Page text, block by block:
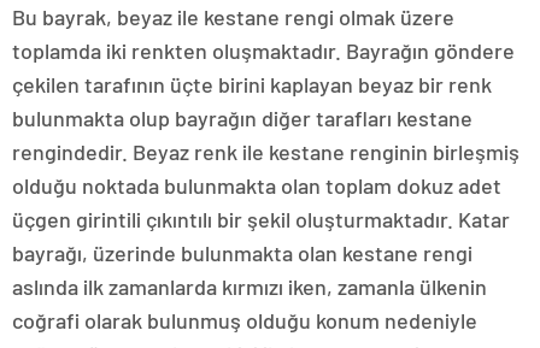
Bu bayrak, beyaz ile kestane rengi olmak üzere
toplamda iki renkten oluşmaktadır. Bayrağın göndere
çekilen tarafının üçte birini kaplayan beyaz bir renk
bulunmakta olup bayrağın diğer tarafları kestane
rengindedir. Beyaz renk ile kestane renginin birleşmiş
olduğu noktada bulunmakta olan toplam dokuz adet
üçgen girintili çıkıntılı bir şekil oluşturmaktadır. Katar
bayrağı, üzerinde bulunmakta olan kestane rengi
aslında ilk zamanlarda kırmızı iken, zamanla ülkenin
coğrafi olarak bulunmuş olduğu konum nedeniyle